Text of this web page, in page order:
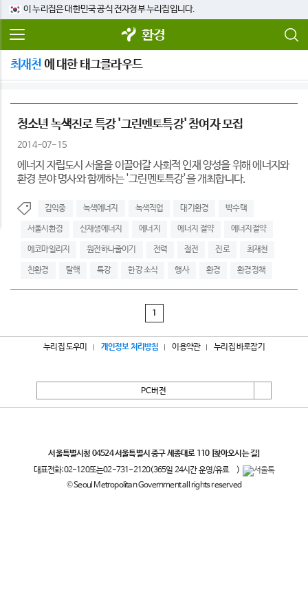
이 누리집은 대한민국 공식 전자정부 누리집입니다.
환경
최재천 에 대한 태그클라우드
청소년 녹색진로 특강 '그린멘토특강' 참여자 모집
2014-07-15
에너지 자립도시 서울을 이끌어갈 사회적 인재 양성을 위해 에너지와
환경 분야 명사와 함께하는 '그린멘토특강'을 개최합니다.
김익중 녹색에너지 녹색직업 대기환경 박수택
서울시환경 신재생에너지 에너지 에너지 절약 에너지절약
에코마일리지 원전하나줄이기 전력 절전 진로 최재천
친환경 탈핵 특강 한강 소식 행사 환경 환경정책
1
누리집 도우미 개인정보 처리방침 이용약관 누리집 바로잡기
PC버전
서울특별시청 04524 서울특별시 중구 세종대로 110 [찾아오시는 길]
대표전화:02-120또는02-731-2120(365일 24시간 운영/유료
)
© Seoul Metropolitan Government all rights reserved